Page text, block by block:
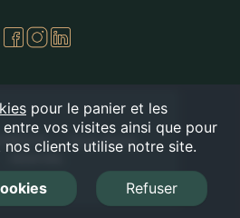
pour le panier et les
vos visites ainsi que pour
clients utilise notre site.
Refuser
— Tous droits
réservés.